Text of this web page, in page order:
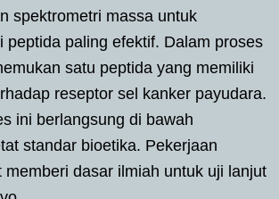
spektrometri massa untuk
peptida paling efektif. Dalam proses
satu peptida yang memiliki
reseptor sel kanker payudara.
ini berlangsung di bawah
standar bioetika. Pekerjaan
memberi dasar ilmiah untuk uji lanjut